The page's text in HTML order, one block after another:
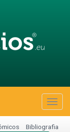
Bibliografia